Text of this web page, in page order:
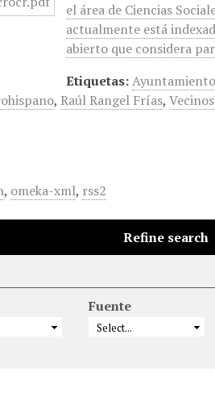
el área de Ciencias
actualmente está
abierto que considera
Etiquetas:
, Raúl Rangel Frías,
, omeka-xml, rss2
Refine search
Fuente